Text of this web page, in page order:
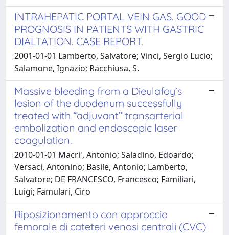
INTRAHEPATIC PORTAL VEIN GAS. GOOD
PROGNOSIS IN PATIENTS WITH GASTRIC
DIALTATION. CASE REPORT.
2001-01-01 Lamberto, Salvatore; Vinci, Sergio Lucio;
Salamone, Ignazio; Racchiusa, S.
Massive bleeding from a Dieulafoy’s
lesion of the duodenum successfully
treated with “adjuvant” transarterial
embolization and endoscopic laser
coagulation.
2010-01-01 Macri', Antonio; Saladino, Edoardo;
Versaci, Antonino; Basile, Antonio; Lamberto,
Salvatore; DE FRANCESCO, Francesco; Familiari,
Luigi; Famulari, Ciro
Riposizionamento con approccio
femorale di cateteri venosi centrali (CVC)